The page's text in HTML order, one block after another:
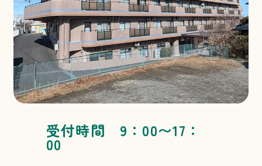
受付時間 9：00〜17：
00